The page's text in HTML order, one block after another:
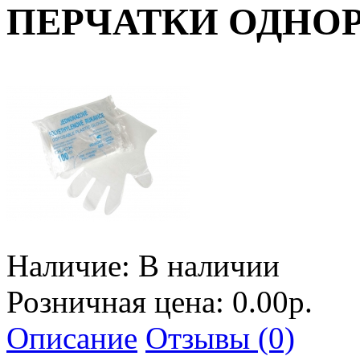
ПЕРЧАТКИ
Наличие: В наличии
Розничная цена: 0.00р.
Описание Отзывы (0)